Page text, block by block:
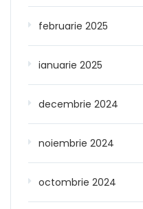
februarie 2025
ianuarie 2025
decembrie 2024
noiembrie 2024
octombrie 2024